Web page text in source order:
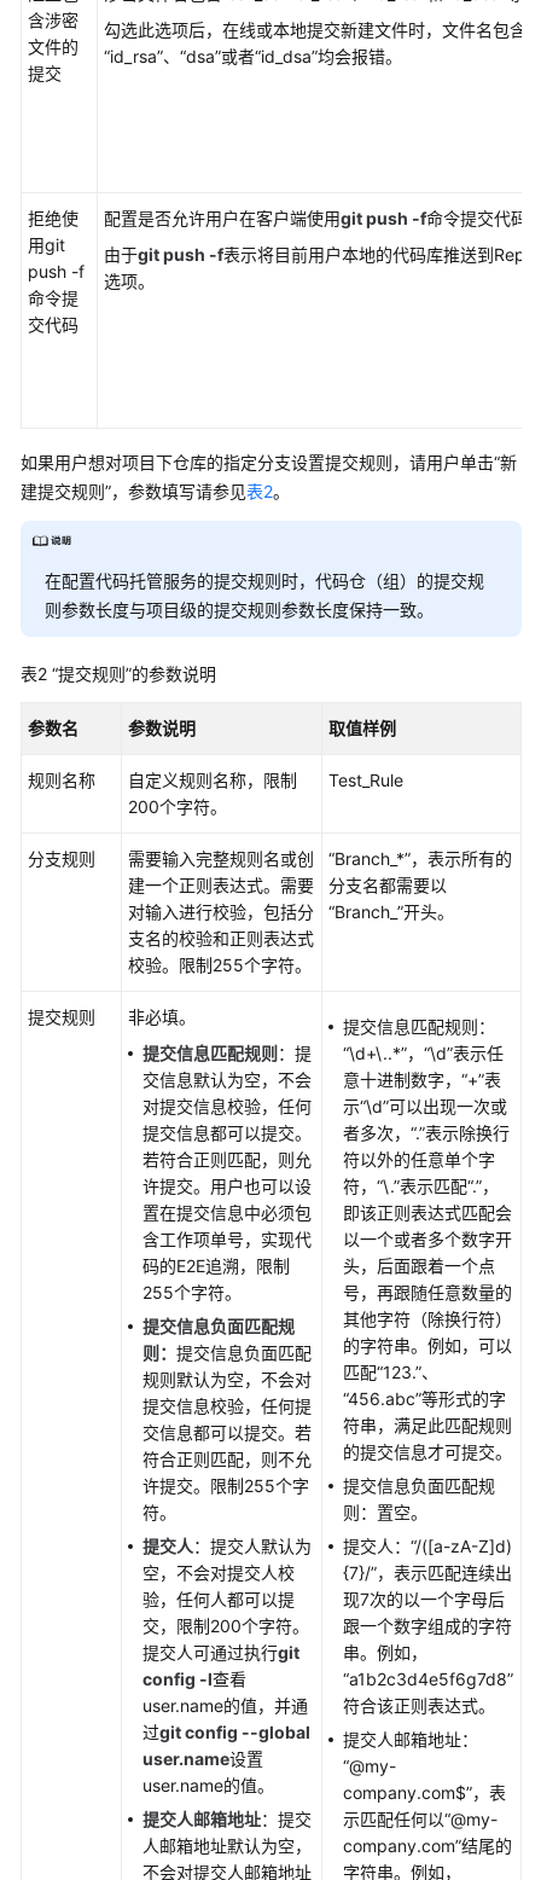
配
库
置
支
规
配
置
保
Tags
配
交
项
Webhook
含涉密
文件的
提交
勾选此选项后，在线或本地提交新建文件时，文件名包含
“id_rsa”、 “dsa”或者“id_dsa”均会报错。
拒绝使
用git
push -f
命令提
交代码
配置是否允许用户在客户端使用git push -f命令提交代码
由于git push -f表示将目前用户本地的代码库推送到
选项。
如果用户想对项目下仓库的指定分支设置提交规则，请用户单击“新
建提交规则”，参数填写请参见表2。
在配置代码托管服务的提交规则时，代码仓（组）的提交规
则参数长度与项目级的提交规则参数长度保持一致。
表2 “提交规则”的参数说明
参数名 参数说明 取值样例
规则名称
自定义规则名称，限制
200个字符。
Test_Rule
分支规则
需要输入完整规则名或创
建一个正则表达式。需要
对输入进行校验，包括分
支名的校验和正则表达式
校验。限制255个字符。
“Branch_*”，表示所有的
分支名都需要以
“Branch_”开头。
提交规则
非必填。
提交信息匹配规则 ：提
交信息默认为空，不会
对提交信息校验，任何
提交信息都可以提交。
若符合正则匹配，则允
许提交。用户也可以设
置在提交信息中必须包
含工作项单号，实现代
码的E2E追溯，限制
255个字符。
提交信息负面匹配规
则 ： 提交信息负面匹配
规则默认为空，不会对
提交信息校验，任何提
交信息都可以提交。若
符合正则匹配，则不允
许提交。限制255个字
符。
提交人：提交人默认为
空，不会对提交人校
验，任何人都可以提
交，限制200个字符。
提交人可通过执行git
config -l查看
user.name的值，并通
过git config --global
user.name设置
user.name的值。
提交人邮箱地址：提交
人邮箱地址默认为空，
不会对提交人邮箱地址
提交信息匹配规则：
“\d+\..*”， “\d”表示任
意十进制数字， “+”表
示“\d”可以出现一次或
者多次， “.”表示除换行
符以外的任意单个字
符， “\.”表示匹配“.”，
即该正则表达式匹配会
以一个或者多个数字开
头，后面跟着一个点
号，再跟随任意数量的
其他字符（除换行符）
的字符串。例如，可以
匹配“123.”、
“456.abc”等形式的字
符串，满足此匹配规则
的提交信息才可提交。
提交信息负面匹配规
则：置空。
提交人： “/([a-zA-Z]d)
{7}/”，表示匹配连续出
现7次的以一个字母后
跟一个数字组成的字符
串。例如，
“a1b2c3d4e5f6g7d8”
符合该正则表达式。
提交人邮箱地址：
“@my-
company.com$”，表
示匹配任何以“@my-
company.com”结尾的
字符串。例如，